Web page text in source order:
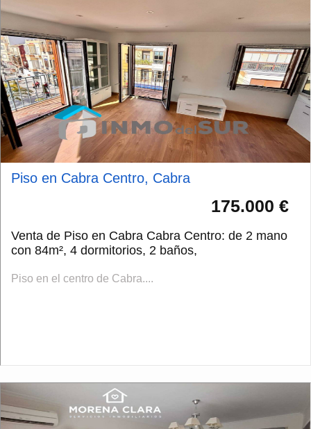
Piso en Cabra Centro, Cabra
175.000 €
Venta de Piso en Cabra Cabra Centro: de 2 mano
con 84m², 4 dormitorios, 2 baños,
Piso en el centro de Cabra....